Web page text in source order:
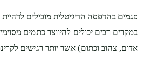
פגמים בהדפסה הדיגיטלית מובילים
במקרים רבים יכולים להיווצר כתמים
אדום, צהוב וכתום) אשר יותר רגישים